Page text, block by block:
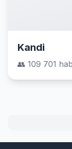
Kandi
👥 109 701